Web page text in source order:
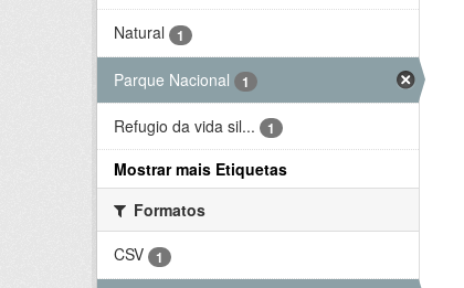
Natural 1
Parque Nacional 1
Refugio da vida sil... 1
Mostrar mais Etiquetas
Formatos
CSV
1